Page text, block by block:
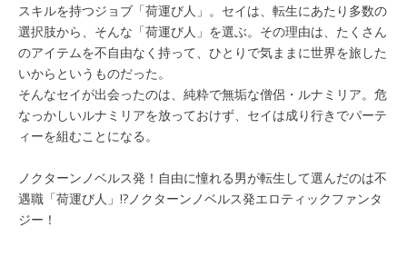
スキルを持つジョブ「荷運び人」。セイは、転生にあたり多数の
選択肢から、そんな「荷運び人」を選ぶ。その理由は、たくさん
のアイテムを不自由なく持って、ひとりで気ままに世界を旅した
いからというものだった。
そんなセイが出会ったのは、純粋で無垢な僧侶・ルナミリア。危
なっかしいルナミリアを放っておけず、セイは成り行きでパーテ
ィーを組むことになる。
ノクターンノベルス発！自由に憧れる男が転生して選んだのは不
遇職「荷運び人」!?ノクターンノベルス発エロティックファンタ
ジー！